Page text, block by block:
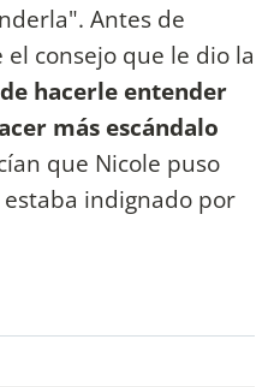
Antes de
consejo que le dio la
hacerle entender
más escándalo
que Nicole puso
indignado por